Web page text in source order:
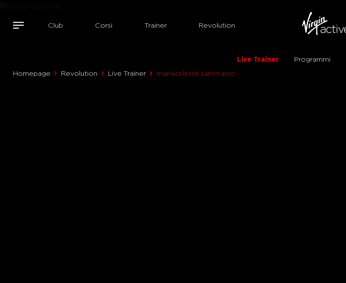
Club Corsi Trainer Revolution
Live Trainer Programmi
Homepage
Revolution Live Trainer mariaceleste.sammarco